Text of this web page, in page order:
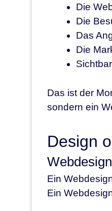
Die
Die
Das
Die
Das ist der
sondern ein
Design
Ein
Ein